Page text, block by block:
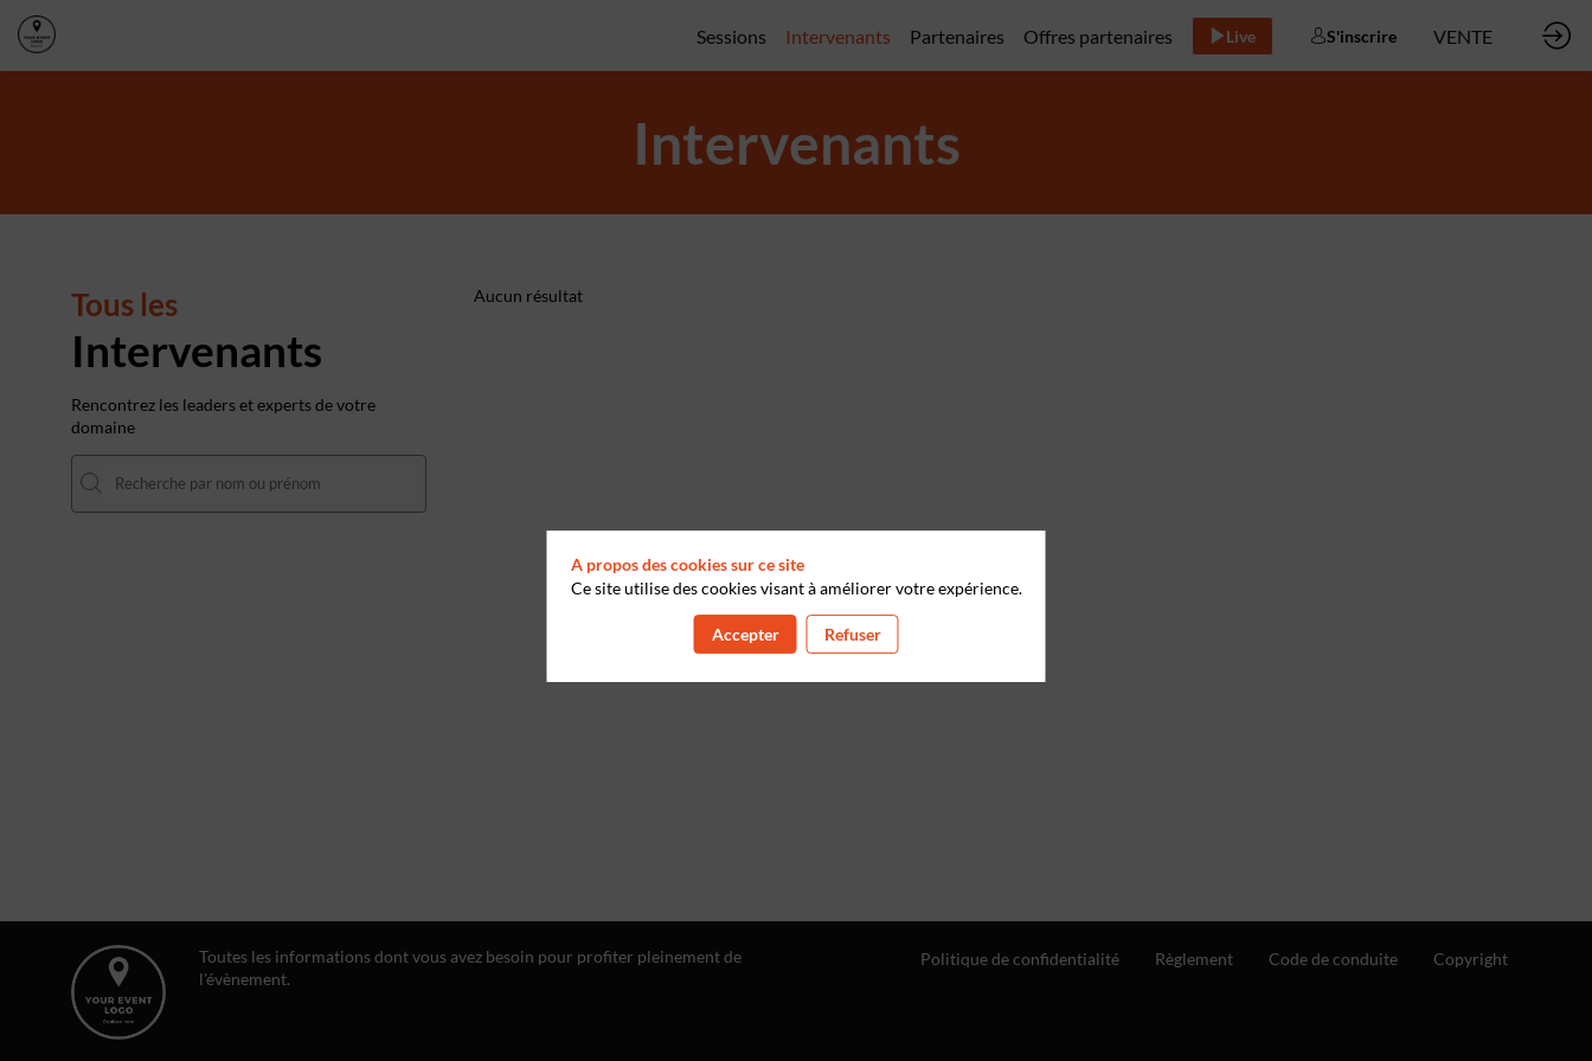
Sessions Intervenants Partenaires Offres partenaires Live S'inscrire VENTE
Intervenants
Tous les
Intervenants
Rencontrez les leaders et experts de votre
domaine
Aucun résultat
Toutes les informations dont vous avez besoin pour profiter pleinement de
l'évènement.
Politique de confidentialité Règlement Code de conduite Copyright
A propos des cookies sur ce site
Ce site utilise des cookies visant à améliorer votre expérience.
Accepter Refuser